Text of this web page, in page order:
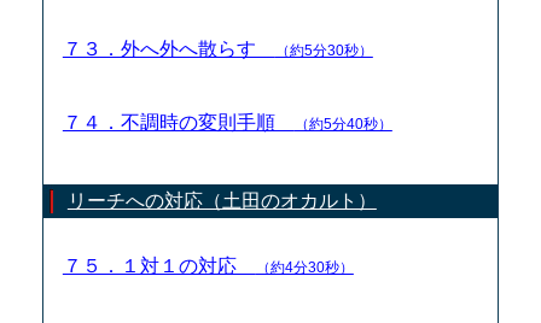
７３．外へ外へ散らす （約5分30秒）
７４．不調時の変則手順 （約5分40秒）
リーチへの対応（土田のオカルト）
７５．１対１の対応 （約4分30秒）